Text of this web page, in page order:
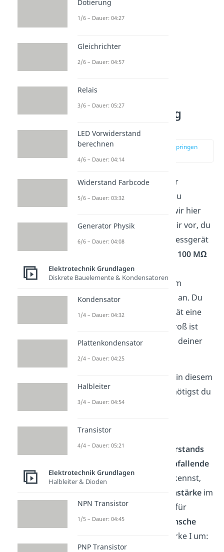
Leerlaufspannung
berechnen
zur Stelle im Video springen
Um dir die Berechnung der
Leerlaufspannung
etwas zu
veranschaulichen, haben wir hier
ein Beispiel für dich. Stell dir vor, du
schaltest ein Spannungsmessgerät
100 MΩ
(Megaohm) an eine
Spannungsquelle mit einem
Innenwiderstand von
an. Du
misst mit deinem Messgerät eine
. Wie groß ist
also die Leerlaufspannung deiner
Quelle?
Um die Leerlaufspannung in diesem
Beispiel zu berechnen, benötigst du
folgende Formel:
Da du die Größe des
Widerstands
abfallende
Spannungam Messgerät kennst,
Stromstärkeim
Stromkreis berechnen. Dafür
formst du einfach das
ohmsche
nach der Stromstärke I um:
Dotierung
1/6 – Dauer: 04:27
Gleichrichter
2/6 – Dauer: 04:57
Relais
3/6 – Dauer: 05:27
LED Vorwiderstand
berechnen
4/6 – Dauer: 04:14
Widerstand Farbcode
5/6 – Dauer: 03:32
Generator Physik
6/6 – Dauer: 04:08
Elektrotechnik Grundlagen
Diskrete Bauelemente & Kondensatoren
Kondensator
1/4 – Dauer: 04:32
Plattenkondensator
2/4 – Dauer: 04:25
Halbleiter
3/4 – Dauer: 04:54
Transistor
4/4 – Dauer: 05:21
Elektrotechnik Grundlagen
Halbleiter & Dioden
NPN Transistor
1/5 – Dauer: 04:45
PNP Transistor